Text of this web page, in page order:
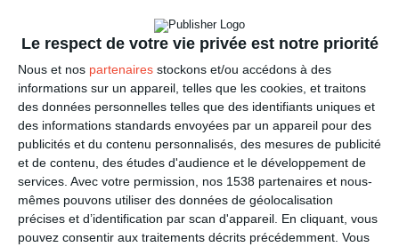
Le respect de votre vie privée est notre priorité
Nous et nos partenaires stockons et/ou accédons à des
informations sur un appareil, telles que les cookies, et traitons
des données personnelles telles que des identifiants uniques et
des informations standards envoyées par un appareil pour des
publicités et du contenu personnalisés, des mesures de publicité
et de contenu, des études d'audience et le développement de
services. Avec votre permission, nos 1538 partenaires et nous-
mêmes pouvons utiliser des données de géolocalisation
précises et d’identification par scan d'appareil. En cliquant, vous
pouvez consentir aux traitements décrits précédemment. Vous
ENVOYER
(GRATUIT)
SMS(1,80€, en France)
PARTAGER